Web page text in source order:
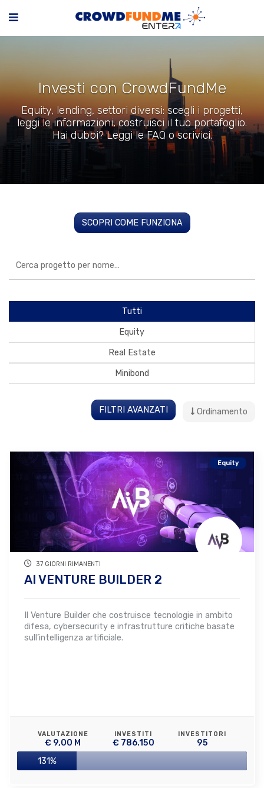
Investi con CrowdFundMe
Equity, lending, settori diversi: scegli i progetti,
leggi le informazioni, costruisci il tuo portafoglio.
Hai dubbi? Leggi le FAQ o scrivici.
SCOPRI COME FUNZIONA
Tutti
Equity
Real Estate
Minibond
FILTRI AVANZATI Ordinamento
Equity
37 GIORNI RIMANENTI
AI VENTURE BUILDER 2
Il Venture Builder che costruisce tecnologie in ambito
difesa, cybersecurity e infrastrutture critiche basate
sull’intelligenza artificiale.
VALUTAZIONE
€ 9,00 M
INVESTITI
€ 786.150
INVESTITORI
95
131%